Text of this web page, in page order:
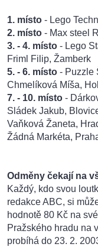
1. místo - Lego
2. místo - Max steel
3. - 4. místo - Lego
Friml Filip, Žamberk
5. - 6. místo - Puzzle
Chmelíková Míša,
7. - 10. místo -
Sládek Jakub,
Vaňková Žaneta,
Žádná Markéta,
Odměny čekají na
Každý, kdo svou
redakce ABC, si
hodnotě 80 Kč na
Pražského hradu na
probíhá do 23. 2.